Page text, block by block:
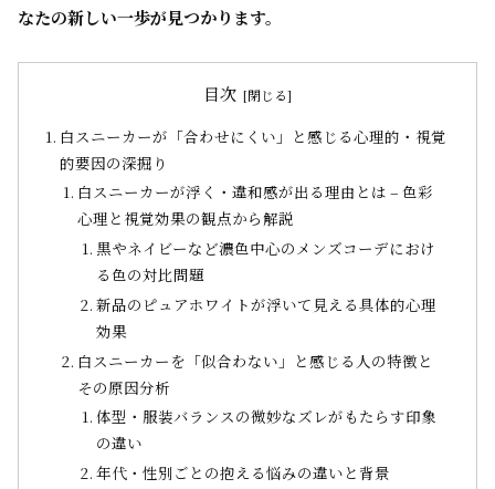
なたの新しい一歩が見つかります。
目次
白スニーカーが「合わせにくい」と感じる心理的・視覚
的要因の深掘り
白スニーカーが浮く・違和感が出る理由とは – 色彩
心理と視覚効果の観点から解説
黒やネイビーなど濃色中心のメンズコーデにおけ
る色の対比問題
新品のピュアホワイトが浮いて見える具体的心理
効果
白スニーカーを「似合わない」と感じる人の特徴と
その原因分析
体型・服装バランスの微妙なズレがもたらす印象
の違い
年代・性別ごとの抱える悩みの違いと背景